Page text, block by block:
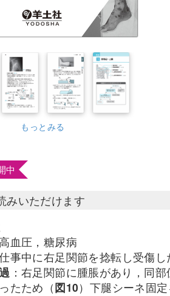
もっとみる
中
みいただけます
高血圧，糖尿病
仕事中に右足関節を捻転し受傷
：右足関節に腫脹があり，同
たため（図10）下腿シーネ固